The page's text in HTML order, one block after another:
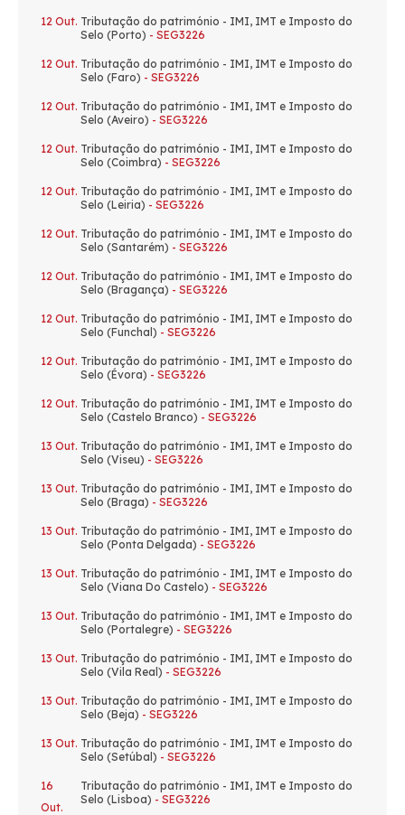
12 Out. Tributação do património - IMI, IMT e Imposto do
Selo (Porto) - SEG3226
12 Out. Tributação do património - IMI, IMT e Imposto do
Selo (Faro) - SEG3226
12 Out. Tributação do património - IMI, IMT e Imposto do
Selo (Aveiro) - SEG3226
12 Out. Tributação do património - IMI, IMT e Imposto do
Selo (Coimbra) - SEG3226
12 Out. Tributação do património - IMI, IMT e Imposto do
Selo (Leiria) - SEG3226
12 Out. Tributação do património - IMI, IMT e Imposto do
Selo (Santarém) - SEG3226
12 Out. Tributação do património - IMI, IMT e Imposto do
Selo (Bragança) - SEG3226
12 Out. Tributação do património - IMI, IMT e Imposto do
Selo (Funchal) - SEG3226
12 Out. Tributação do património - IMI, IMT e Imposto do
Selo (Évora) - SEG3226
12 Out. Tributação do património - IMI, IMT e Imposto do
Selo (Castelo Branco) - SEG3226
13 Out. Tributação do património - IMI, IMT e Imposto do
Selo (Viseu) - SEG3226
13 Out. Tributação do património - IMI, IMT e Imposto do
Selo (Braga) - SEG3226
13 Out. Tributação do património - IMI, IMT e Imposto do
Selo (Ponta Delgada) - SEG3226
13 Out. Tributação do património - IMI, IMT e Imposto do
Selo (Viana Do Castelo) - SEG3226
13 Out. Tributação do património - IMI, IMT e Imposto do
Selo (Portalegre) - SEG3226
13 Out. Tributação do património - IMI, IMT e Imposto do
Selo (Vila Real) - SEG3226
13 Out. Tributação do património - IMI, IMT e Imposto do
Selo (Beja) - SEG3226
13 Out. Tributação do património - IMI, IMT e Imposto do
Selo (Setúbal) - SEG3226
16
Out.
Tributação do património - IMI, IMT e Imposto do
Selo (Lisboa) - SEG3226